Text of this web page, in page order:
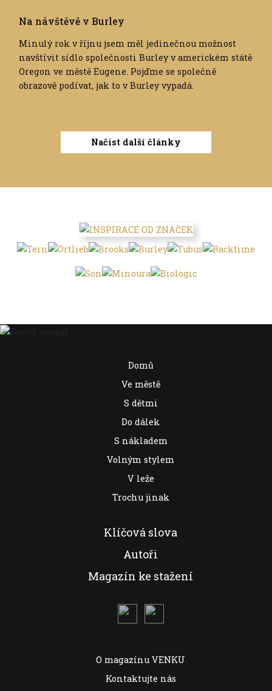
Na návštěvě v Burley
Minulý rok v říjnu jsem měl jedinečnou možnost
navštívit sídlo společnosti Burley v americkém státě
Oregon ve městě Eugene. Pojďme se společně
obrazově podívat, jak to v Burley vypadá.
Načíst další články
Domů
Ve městě
S dětmi
Do dálek
S nákladem
Volným stylem
V leže
Trochu jinak
Klíčová slova
Autoři
Magazín ke stažení
O magazínu VENKU
Kontaktujte nás